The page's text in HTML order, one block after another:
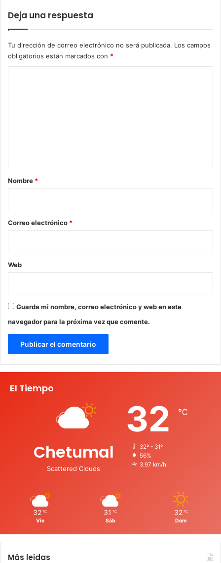
Deja una respuesta
Tu dirección de correo electrónico no será publicada. Los campos
obligatorios están marcados con *
r
*
Nombre *
Correo electrónico *
Web
Guarda mi nombre, correo electrónico y web en este
navegador para la próxima vez que comente.
El Tiempo
Chetumal
Scattered Clouds
32 ℃
32º - 31º
56%
3.97 km/h
32 ℃
Vie
31 ℃
Sáb
32 ℃
Dom
Más leidas